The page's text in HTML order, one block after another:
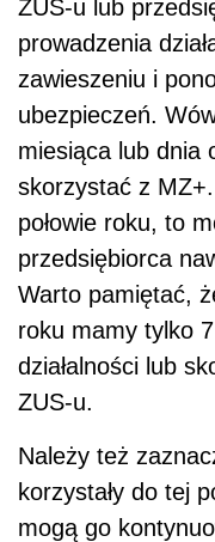
ZUS-u lub
prowadzenia
zawieszeniu i
ubezpieczeń.
miesiąca lub dnia
skorzystać z
połowie roku, to
przedsiębiorca
Warto pamiętać,
roku mamy tylko
działalności lub
ZUS-u.
Należy też
korzystały do tej
mogą go